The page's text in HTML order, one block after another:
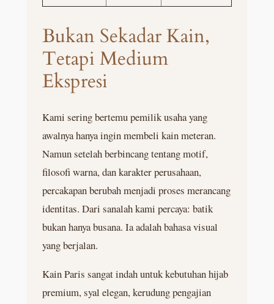
Bukan Sekadar Kain,
Tetapi Medium
Ekspresi
Kami sering bertemu pemilik usaha yang
awalnya hanya ingin membeli kain meteran.
Namun setelah berbincang tentang motif,
filosofi warna, dan karakter perusahaan,
percakapan berubah menjadi proses merancang
identitas. Dari sanalah kami percaya: batik
bukan hanya busana. Ia adalah bahasa visual
yang berjalan.
Kain Paris sangat indah untuk kebutuhan hijab
premium, syal elegan, kerudung pengajian